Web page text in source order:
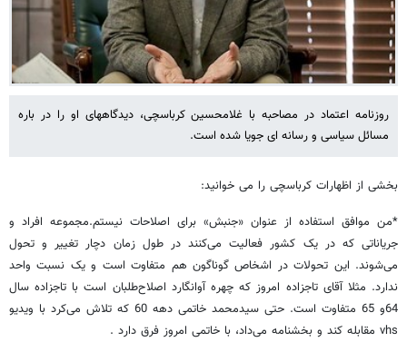
روزنامه اعتماد در مصاحبه با غلامحسین کرباسچی، دیدگاههای او را در باره
مسائل سیاسی و رسانه ای جویا شده است.
بخشی از اظهارات کرباسچی را می خوانید:
*من موافق استفاده از عنوان «جنبش» برای اصلاحات نیستم.مجموعه افراد و
جریاناتی که در یک کشور فعالیت می‌کنند در طول زمان دچار تغییر و تحول
می‌شوند. این تحولات در اشخاص گوناگون هم متفاوت است و یک نسبت واحد
ندارد. مثلا آقای تاجزاده امروز که چهره آوانگارد اصلاح‌طلبان است با تاجزاده سال
64و 65 متفاوت است. حتی سیدمحمد خاتمی دهه 60 که تلاش می‌کرد با ویدیو
vhs مقابله کند و بخشنامه می‌داد، با خاتمی امروز فرق دارد .